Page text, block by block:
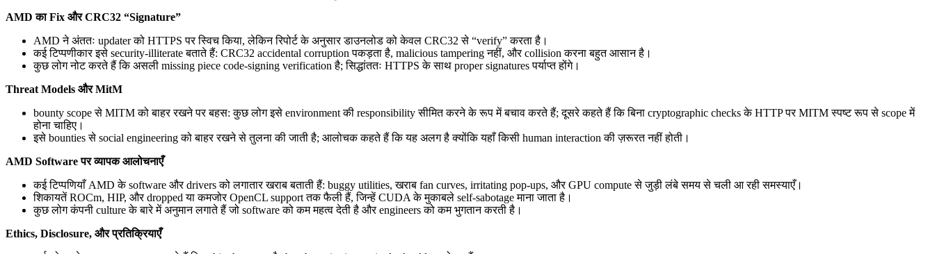
AMD का Fix और CRC32 “Signature”
AMD ने अंततः updater को HTTPS पर स्विच किया, लेकिन रिपोर्ट के अनुसार डाउनलोड को केवल CRC32 से “verify” करता है।
कई टिप्पणीकार इसे security-illiterate बताते हैं: CRC32 accidental corruption पकड़ता है, malicious tampering नहीं, और collision करना बहुत आसान है।
कुछ लोग नोट करते हैं कि असली missing piece code-signing verification है; सिद्धांततः HTTPS के साथ proper signatures पर्याप्त होंगे।
Threat Models और MitM
bounty scope से MITM को बाहर रखने पर बहस: कुछ लोग इसे environment की responsibility सीमित करने के रूप में बचाव करते हैं; दूसरे कहते हैं कि बिना cryptographic checks के HTTP पर MITM स्पष्ट रूप से scope में
होना चाहिए।
इसे bounties से social engineering को बाहर रखने से तुलना की जाती है; आलोचक कहते हैं कि यह अलग है क्योंकि यहाँ किसी human interaction की ज़रूरत नहीं होती।
AMD Software पर व्यापक आलोचनाएँ
कई टिप्पणियाँ AMD के software और drivers को लगातार खराब बताती हैं: buggy utilities, खराब fan curves, irritating pop-ups, और GPU compute से जुड़ी लंबे समय से चली आ रही समस्याएँ।
शिकायतें ROCm, HIP, और dropped या कमजोर OpenCL support तक फैली हैं, जिन्हें CUDA के मुकाबले self-sabotage माना जाता है।
कुछ लोग कंपनी culture के बारे में अनुमान लगाते हैं जो software को कम महत्व देती है और engineers को कम भुगतान करती है।
Ethics, Disclosure, और प्रतिक्रियाएँ